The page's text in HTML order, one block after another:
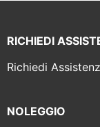
RICHIEDI
Richiedi
NOLEGGIO